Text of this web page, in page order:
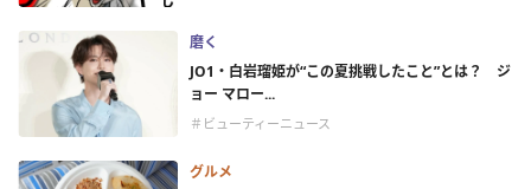
磨く
JO1・白岩瑠姫が“この夏挑戦したこと”とは？ ジ
ョー マロー...
＃ビューティーニュース
グルメ